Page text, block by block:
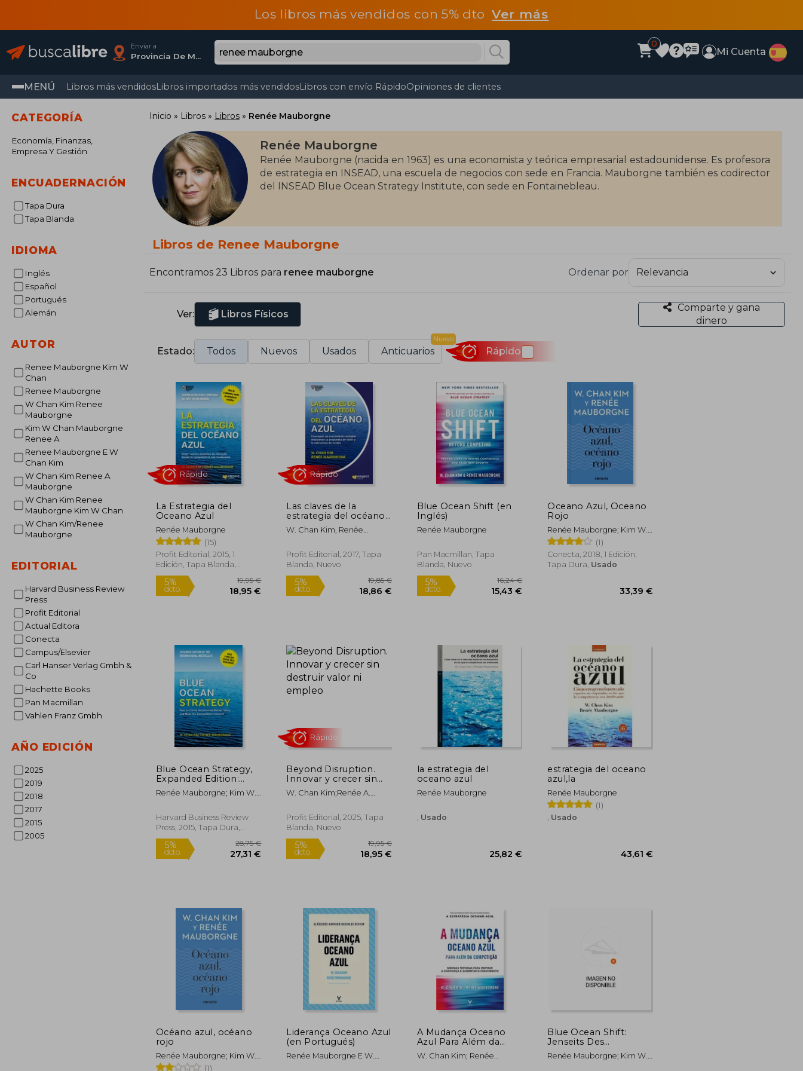
Los libros más vendidos con 5% dtoVer más
Enviar a
Provincia De Madrid
0
Mi Cuenta
MENÚ Libros más vendidosLibros importados más vendidosLibros con envío RápidoOpiniones de clientes
CATEGORÍA
Economía, Finanzas,
Empresa Y Gestión
ENCUADERNACIÓN
Tapa Dura
Tapa Blanda
IDIOMA
Inglés
Español
Portugués
Alemán
AUTOR
Renee Mauborgne Kim W
Chan
Renee Mauborgne
W Chan Kim Renee
Mauborgne
Kim W Chan Mauborgne
Renee A
Renee Mauborgne E W
Chan Kim
W Chan Kim Renee A
Mauborgne
W Chan Kim Renee
Mauborgne Kim W Chan
W Chan Kim/Renee
Mauborgne
EDITORIAL
Harvard Business Review
Press
Profit Editorial
Actual Editora
Conecta
Campus/Elsevier
Carl Hanser Verlag Gmbh &
Co
Hachette Books
Pan Macmillan
Vahlen Franz Gmbh
AÑO EDICIÓN
2025
2019
2018
2017
2015
2005
Inicio Libros Libros Renée Mauborgne
Renée Mauborgne
Renée Mauborgne (nacida en 1963) es una economista y teórica empresarial estadounidense. Es profesora
de estrategia en INSEAD, una escuela de negocios con sede en Francia. Mauborgne también es codirector
del INSEAD Blue Ocean Strategy Institute, con sede en Fontainebleau.
Libros de Renee Mauborgne
Encontramos 23 Libros para renee mauborgne Ordenar por
Ver: Libros Físicos
Comparte y gana
dinero
Estado: Todos Nuevos Usados Anticuarios
Nuevo
Rápido
La Estrategia del
Oceano Azul
Renée Mauborgne
(15)
Profit Editorial, 2015, 1
Edición, Tapa Blanda,
Nuevo
5%
dcto.
19,95 €
18,95 €
Rápido
Las claves de la
estrategia del océano
azul
W. Chan Kim, Renée
Profit Editorial, 2017, Tapa
Blanda, Nuevo
5%
dcto.
Rápido
Blue Ocean Shift (en
Inglés)
Renée Mauborgne
Pan Macmillan, Tapa
Blanda, Nuevo
5%
dcto. 15,43 €
Oceano Azul, Oceano
Rojo
Renée Mauborgne; Kim W.
Chan
(1)
Conecta, 2018, 1 Edición,
Tapa Dura, Usado
Blue Ocean Strategy,
Expanded Edition:
How to Create
Uncontested Market
Competition
Irrelevant (en Inglés)
Renée Mauborgne; Kim W.
Harvard Business Review
Press, 2015, Tapa Dura,
Nuevo
5%
Beyond Disruption.
Innovar y crecer sin
destruir valor ni
empleo
W. Chan Kim;Renée A.
Profit Editorial, 2025, Tapa
Blanda, Nuevo
5%
dcto.
Rápido
la estrategia del
oceano azul
Renée Mauborgne
Usado
estrategia del oceano
azul,la
Renée Mauborgne
(1)
Usado
Océano azul, océano
rojo
Renée Mauborgne; Kim W.
Chan
(1)
Liderança Oceano Azul
(en Portugués)
Renée Mauborgne E W.
A Mudança Oceano
Azul Para Além da
Competição (en
Portugués)
W. Chan Kim; Renée
Blue Ocean Shift:
Jenseits Des
Wettbewerbs (en
Alemán)
Renée Mauborgne; Kim W.